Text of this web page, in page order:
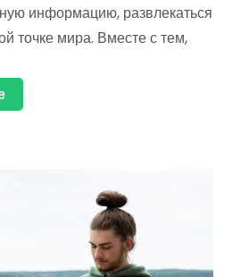
информацию, развлекаться
точке мира. Вместе с тем,